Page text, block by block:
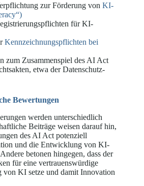
zur Förderung von KI-
für KI-
Kennzeichnungspflichten bei
zum Zusammenspiel des AI Act
etwa der Datenschutz-
Bewertungen
werden unterschiedlich
Beiträge weisen darauf hin,
des AI Act potenziell
und die Entwicklung von KI-
betonen hingegen, dass der
für eine vertrauenswürdige
KI setze und damit Innovation